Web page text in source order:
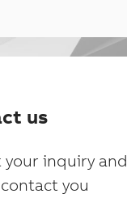
us
inquiry and
you